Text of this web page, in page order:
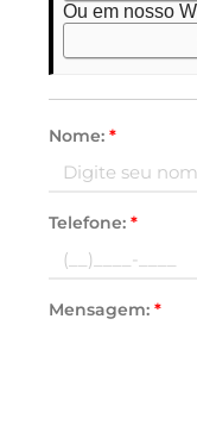
Ou em nosso
Nome:*
Telefone:*
Mensagem:*